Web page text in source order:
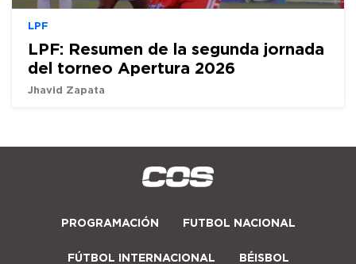
LPF
LPF: Resumen de la segunda jornada
del torneo Apertura 2026
Jhavid Zapata
PROGRAMACIÓN FUTBOL NACIONAL
FÚTBOL INTERNACIONAL BÉISBOL